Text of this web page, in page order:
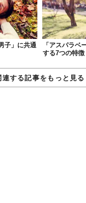
子」に共通
「アスパラベ
する7つの特徴
連する記事をもっと見る